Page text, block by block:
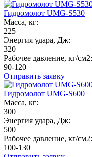
Гидромолот UMG-S530
Масса, кг:
225
Энергия удара, Дж:
320
Рабочее давление, кг/см2:
90-120
Отправить заявку
Гидромолот UMG-S600
Масса, кг:
300
Энергия удара, Дж:
500
Рабочее давление, кг/см2:
100-130